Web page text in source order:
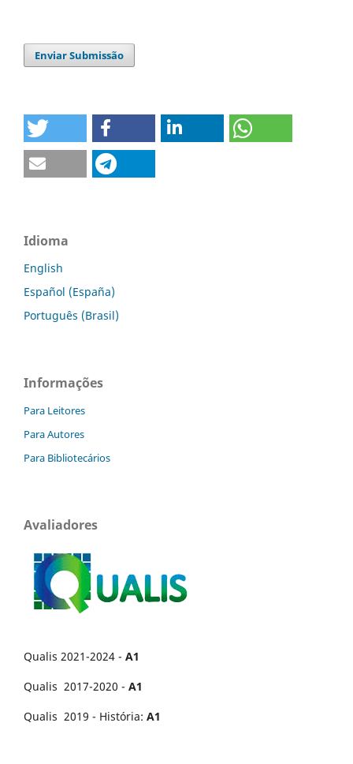
Enviar Submissão
Idioma
English
Español (España)
Português (Brasil)
Informações
Para Leitores
Para Autores
Para Bibliotecários
Avaliadores
Qualis 2021-2024 - A1
Qualis 2017-2020 - A1
Qualis 2019 - História: A1